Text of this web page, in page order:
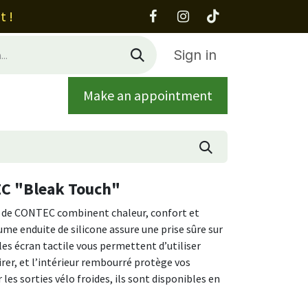
!
Sign in
ContactMake an appointment
"Bleak Touch"
de CONTEC combinent chaleur, confort et
enduite de silicone assure une prise sûre sur
écran tactile vous permettent d’utiliser
et l’intérieur rembourré protège vos
les sorties vélo froides, ils sont disponibles en